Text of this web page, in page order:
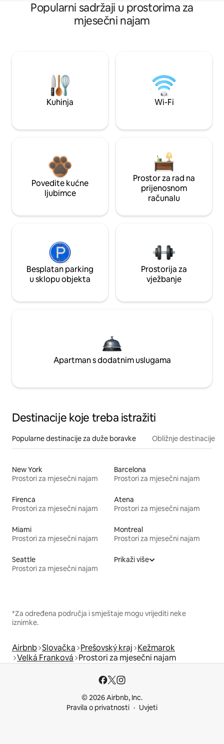
Popularni sadržaji u prostorima za
mjesečni najam
Kuhinja Wi-Fi
Povedite kućne
ljubimce
Prostor za rad na
prijenosnom
računalu
Besplatan parking
u sklopu objekta
Prostorija za
vježbanje
Apartman s dodatnim uslugama
Destinacije koje treba istražiti
Popularne destinacije za duže boravke Obližnje destinacije
New York
Prostori za mjesečni najam
Barcelona
Prostori za mjesečni najam
Firenca
Prostori za mjesečni najam
Atena
Prostori za mjesečni najam
Miami
Prostori za mjesečni najam
Montreal
Prostori za mjesečni najam
Seattle
Prostori za mjesečni najam
Prikaži više
*Za određena područja i smještaje mogu vrijediti neke
iznimke.
Airbnb Slovačka Prešovský kraj Kežmarok
Velká Franková Prostori za mjesečni najam
© 2026 Airbnb, Inc.
Pravila o privatnosti
Uvjeti